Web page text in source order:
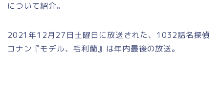
について紹介。
2021年12月27日土曜日に放送された、1032話名探偵
コナン『モデル、毛利蘭』は年内最後の放送。